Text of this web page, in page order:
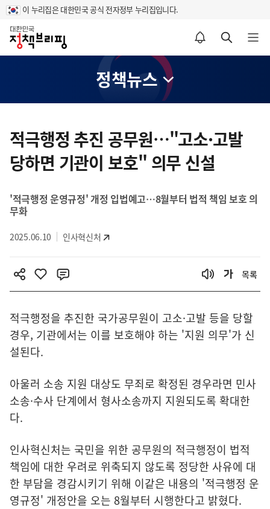
이 누리집은 대한민국 공식 전자정부 누리집입니다.
홈
알림설정 바로가기 검색 바로가기 메뉴 열기
정책뉴스
텐
츠
영
적극행정 추진 공무원…"고소·고발
당하면 기관이 보호" 의무 신설
'적극행정 운영규정' 개정 입법예고…8월부터 법적 책임 보호 의
무화
2025.06.10 인사혁신처
목록
적극행정을 추진한 국가공무원이 고소·고발 등을 당할
경우, 기관에서는 이를 보호해야 하는 '지원 의무'가 신
설된다.
아울러 소송 지원 대상도 무죄로 확정된 경우라면 민사
소송·수사 단계에서 형사소송까지 지원되도록 확대한
다.
인사혁신처는 국민을 위한 공무원의 적극행정이 법적
책임에 대한 우려로 위축되지 않도록 정당한 사유에 대
한 부담을 경감시키기 위해 이같은 내용의 '적극행정 운
영규정' 개정안을 오는 8월부터 시행한다고 밝혔다.